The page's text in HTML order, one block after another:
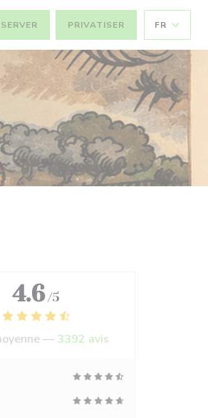
PRIVATISER FR
4.6 /5
— 3392 avis